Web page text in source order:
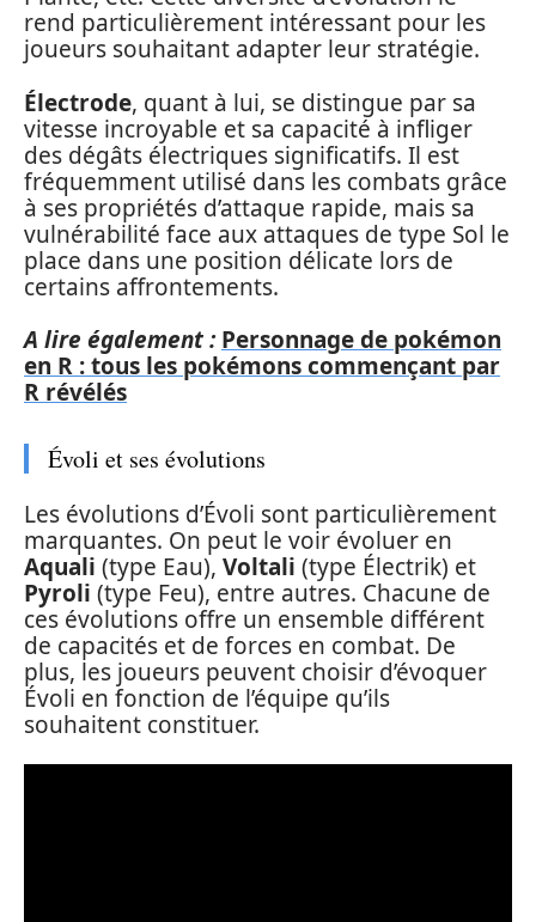
rend particulièrement intéressant pour les
joueurs souhaitant adapter leur stratégie.
Électrode, quant à lui, se distingue par sa
vitesse incroyable et sa capacité à infliger
des dégâts électriques significatifs. Il est
fréquemment utilisé dans les combats grâce
à ses propriétés d’attaque rapide, mais sa
vulnérabilité face aux attaques de type Sol le
place dans une position délicate lors de
certains affrontements.
A lire également : Personnage de pokémon
en R : tous les pokémons commençant par
R révélés
Évoli et ses évolutions
Les évolutions d’Évoli sont particulièrement
marquantes. On peut le voir évoluer en
Aquali (type Eau), Voltali (type Électrik) et
Pyroli (type Feu), entre autres. Chacune de
ces évolutions offre un ensemble différent
de capacités et de forces en combat. De
plus, les joueurs peuvent choisir d’évoquer
Évoli en fonction de l’équipe qu’ils
souhaitent constituer.